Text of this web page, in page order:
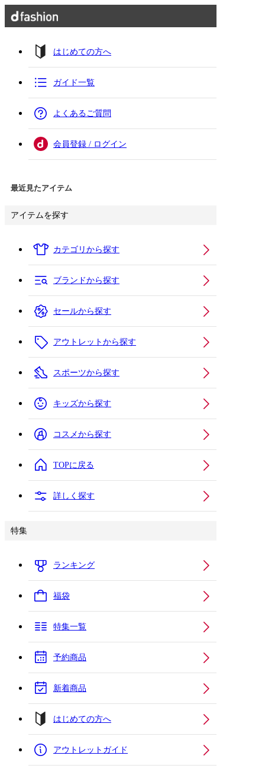
はじめての方へ
ガイド一覧
よくあるご質問
会員登録 / ログイン
最近見たアイテム
アイテムを探す
カテゴリから探す
ブランドから探す
セールから探す
アウトレットから探す
スポーツから探す
キッズから探す
コスメから探す
TOPに戻る
詳しく探す
特集
ランキング
福袋
特集一覧
予約商品
新着商品
はじめての方へ
アウトレットガイド